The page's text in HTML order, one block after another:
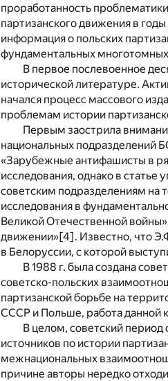
проработанность
партизанского движения в
информация о польских
фундаментальных
В первое послевоенное
исторической литературе.
начался процесс массового
проблемам истории
Первым заострила
национальных подразделений
«Зарубежные антифашисты в
исследования, однако в статье
советским подразделениям на
исследования в
Великой Отечественной
движении»[4]. Известно, что
в Белоруссии, с которой
В 1988 г. была создана
советско-польских
партизанской борьбе на
СССР и Польше, работа данной
В целом, советский период
источников по истории
межнациональных
причине авторы нередко